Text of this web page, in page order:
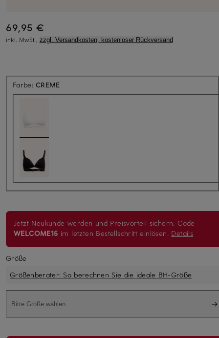
69,95 €
inkl. MwSt., zzgl. Versandkosten, kostenloser Rückversand
Farbe:CREME
Jetzt Neukunde werden und Preisvorteil sichern. Code
WELCOME15 im letzten Bestellschritt einlösen. Details
Größe
Größenberater: So berechnen Sie die ideale BH-Größe
Bitte Größe wählen